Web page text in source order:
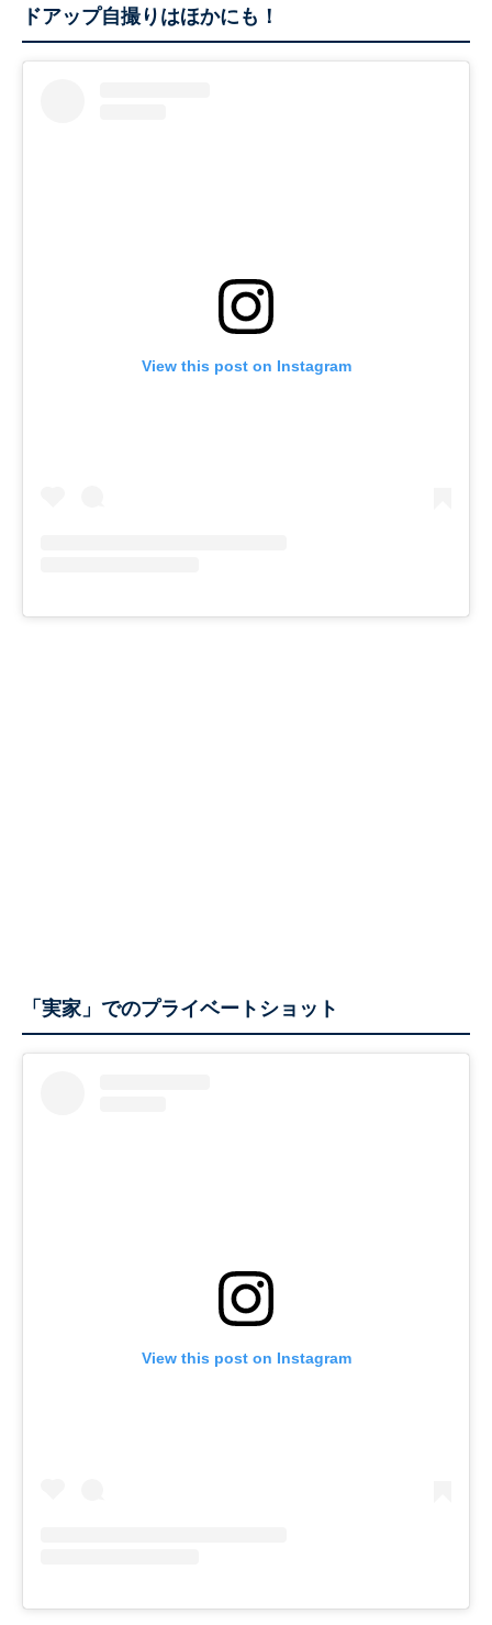
ドアップ自撮りはほかにも！
View this post on Instagram
「実家」でのプライベートショット
View this post on Instagram